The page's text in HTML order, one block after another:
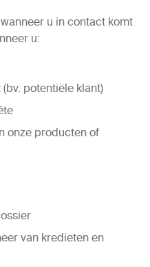
u in contact komt
u:
potentiële klant)
onze producten of
van kredieten en